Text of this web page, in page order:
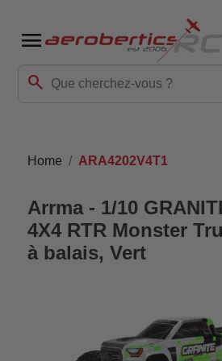
menu
search
Home ARA4202V4T1
Arrma - 1/10
4X4 RTR Monster
à balais, Vert